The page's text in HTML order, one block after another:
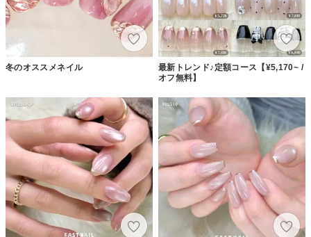
冬のオススメネイル
最新トレンド♪定額コース【¥5,170~ /
オフ無料】